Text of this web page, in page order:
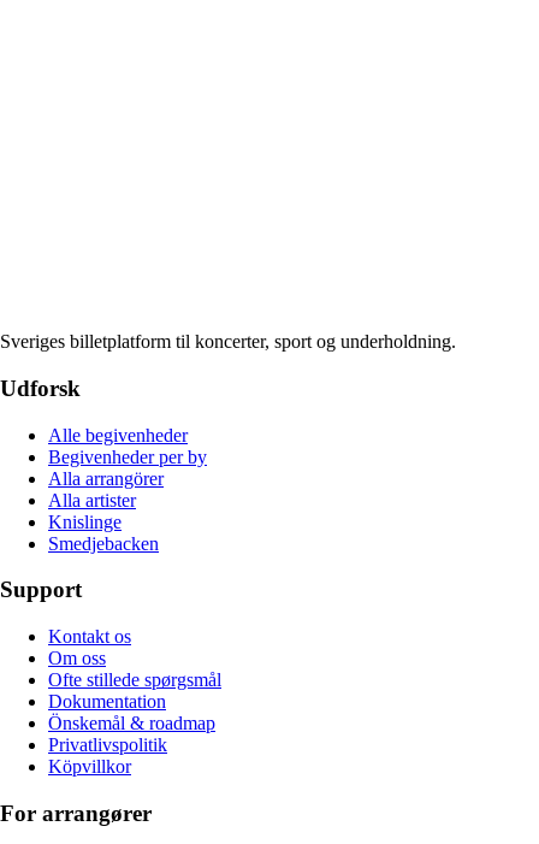
Sveriges billetplatform til koncerter, sport og underholdning.
Udforsk
Alle begivenheder
Begivenheder per by
Alla arrangörer
Alla artister
Knislinge
Smedjebacken
Support
Kontakt os
Om oss
Ofte stillede spørgsmål
Dokumentation
Önskemål & roadmap
Privatlivspolitik
Köpvillkor
For arrangører